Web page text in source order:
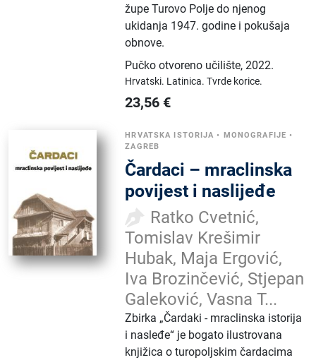
župe Turovo Polje do njenog
ukidanja 1947. godine i pokušaja
obnove.
Pučko otvoreno učilište,2022.
Hrvatski. Latinica.Tvrde korice.
23,56 €
HRVATSKA ISTORIJA • MONOGRAFIJE •
ZAGREB
Čardaci – mraclinska
povijest i naslijeđe
Ratko Cvetnić,
Tomislav Krešimir
Hubak, Maja Ergović,
Iva Brozinčević, Stjepan
Galeković, Vasna T...
Zbirka „Čardaki - mraclinska istorija
i nasleđe“ je bogato ilustrovana
knjižica o turopoljskim čardacima